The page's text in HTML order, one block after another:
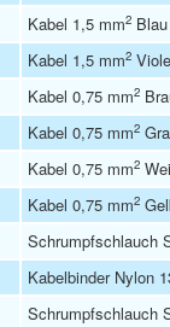
Kabel 1,5 mm2
Kabel 1,5 mm2
Kabel 0,75 mm2
Kabel 0,75 mm2
Kabel 0,75 mm2
Kabel 0,75 mm2
Schrumpfschlauch
Kabelbinder Nylon
Schrumpfschlauch